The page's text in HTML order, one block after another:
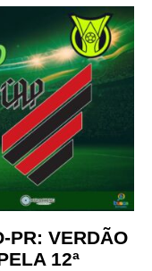
PR: VERDÃO
12ª